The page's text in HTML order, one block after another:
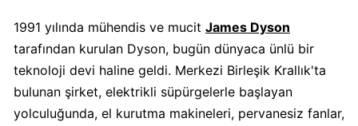
Pizza
Hut
Boykot
mu?
Pizza
1991 yılında mühendis ve mucit James Dyson
tarafından kurulan Dyson, bugün dünyaca ünlü bir
teknoloji devi haline geldi. Merkezi Birleşik Krallık'ta
bulunan şirket, elektrikli süpürgelerle başlayan
yolculuğunda, el kurutma makineleri, pervanesiz fanlar,